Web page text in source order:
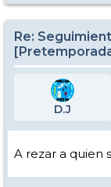
Re:
D.J
A rezar a quien